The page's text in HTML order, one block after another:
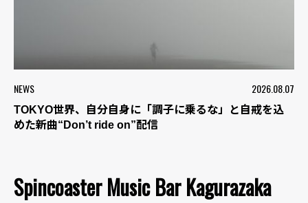
NEWS 2026.08.07
TOKYO世界、自分自身に「調子に乗るな」と自戒を込
めた新曲“Don’t ride on”配信
Spincoaster Music Bar Kagurazaka